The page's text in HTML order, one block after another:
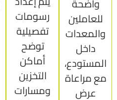
واضحة
للعاملين
والمعدات
داخل
المستودع،
مع مراعاة
عرض
رسومات
تفصيلية
توضح
أماكن
التخزين
ومسارات